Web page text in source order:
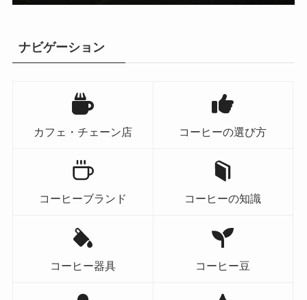
ナビゲーション
カフェ・チェーン店 コーヒーの選び方
コーヒーブランド コーヒーの知識
コーヒー器具 コーヒー豆